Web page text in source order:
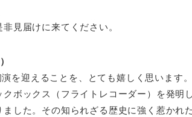
見届けに来てください。
を迎えることを、とても嬉しく思います。
ボックス（フライトレコーダー）を発明
した。その知られざる歴史に強く惹かれ